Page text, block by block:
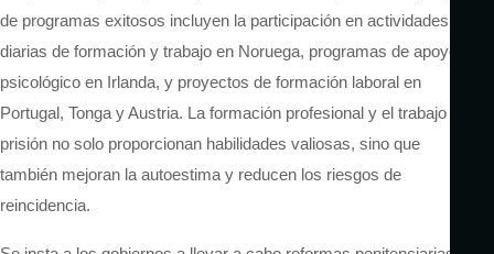
de programas exitosos incluyen la participación en actividades
diarias de formación y trabajo en Noruega, programas de apoyo
psicológico en Irlanda, y proyectos de formación laboral en
Portugal, Tonga y Austria. La formación profesional y el trabajo en
prisión no solo proporcionan habilidades valiosas, sino que
también mejoran la autoestima y reducen los riesgos de
reincidencia.